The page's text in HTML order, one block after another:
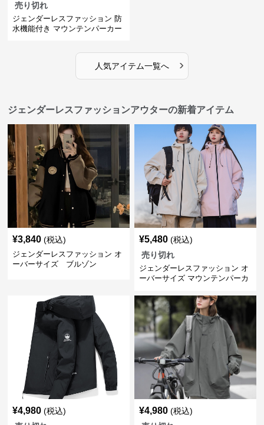
売り切れ
ジェンダーレスファッション 防
水機能付き マウンテンパーカー
人気アイテム一覧へ ›
ジェンダーレスファッションアウターの新着アイテム
¥3,840 (税込)
ジェンダーレスファッション オ
ーバーサイズ ブルゾン
¥5,480 (税込)
売り切れ
ジェンダーレスファッション オ
ーバーサイズ マウンテンパーカ
¥4,980 (税込)
¥4,980 (税込)